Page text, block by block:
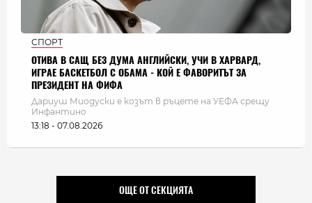
СПОРТ
ОТИВА В САЩ БЕЗ ДУМА АНГЛИЙСКИ, УЧИ В ХАРВАРД,
ИГРАЕ БАСКЕТБОЛ С ОБАМА - КОЙ Е ФАВОРИТЪТ ЗА
ПРЕЗИДЕНТ НА ФИФА
Дариуш Миодуски е козът в ръцете на УЕФА срещу
Инфантино
13:18 - 07.08.2026
ОЩЕ ОТ СЕКЦИЯТА